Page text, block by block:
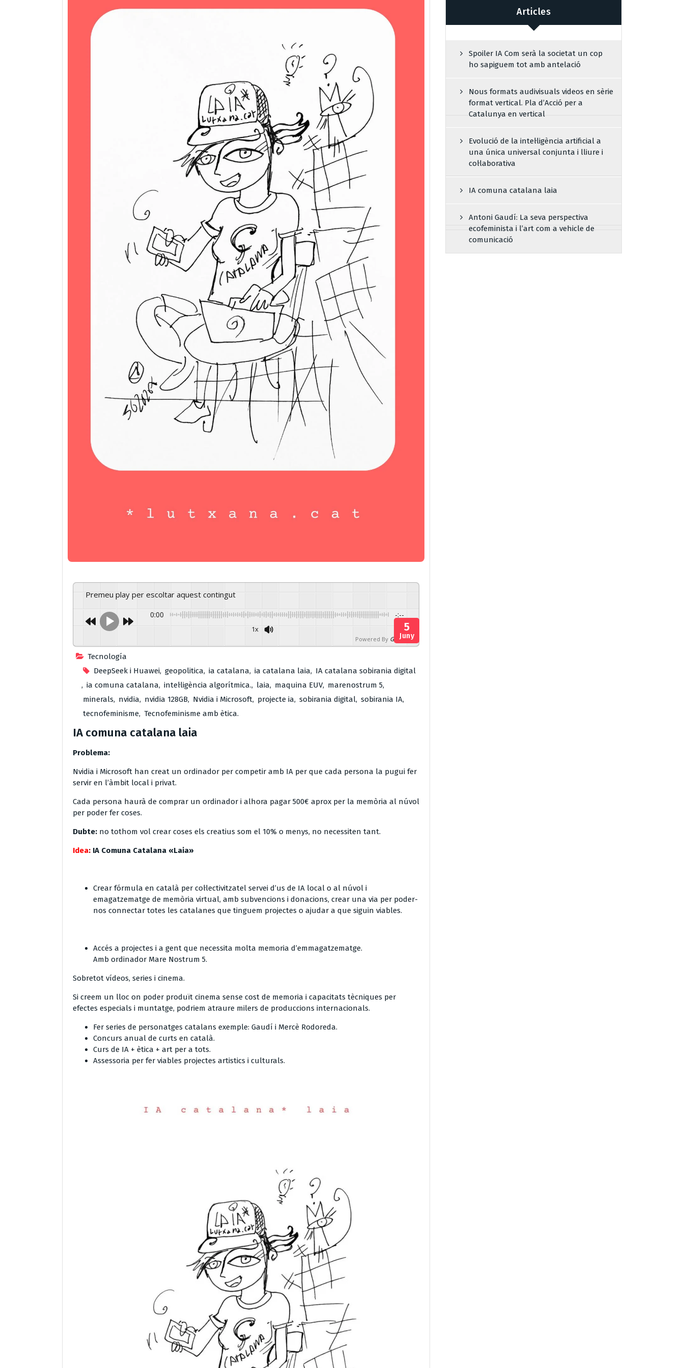
Premeu play per escoltar aquest contingut
0:00 -:--
1x
Powered By GSpeech
Tecnología
DeepSeek i Huawei, geopolitica, ia catalana, ia catalana laia, IA catalana sobirania digital
, ia comuna catalana, intel·ligència algorítmica., laia, maquina EUV, marenostrum 5,
minerals, nvidia, nvidia 128GB, Nvidia i Microsoft, projecte ia, sobirania digital, sobirania IA,
tecnofeminisme, Tecnofeminisme amb ètica.
5
Juny
IA comuna catalana laia
Problema:
Nvidia i Microsoft han creat un ordinador per competir amb IA per que cada persona la pugui fer
servir en l’àmbit local i privat.
Cada persona haurà de comprar un ordinador i alhora pagar 500€ aprox per la memòria al núvol
per poder fer coses.
Dubte: no tothom vol crear coses els creatius som el 10% o menys, no necessiten tant.
Idea: IA Comuna Catalana «Laia»
Crear fórmula en català per col·lectivitzatel servei d’us de IA local o al núvol i
emagatzematge de memòria virtual, amb subvencions i donacions, crear una via per poder-
nos connectar totes les catalanes que tinguem projectes o ajudar a que siguin viables.
Accés a projectes i a gent que necessita molta memoria d’emmagatzematge.
Amb ordinador Mare Nostrum 5.
Sobretot vídeos, series i cinema.
Si creem un lloc on poder produït cinema sense cost de memoria i capacitats tècniques per
efectes especials i muntatge, podriem atraure milers de produccions internacionals.
Fer series de personatges catalans exemple: Gaudí i Mercè Rodoreda.
Concurs anual de curts en català.
Curs de IA + ètica + art per a tots.
Assessoria per fer viables projectes artistics i culturals.
Articles
Spoiler IA Com serà la societat un cop
ho sapiguem tot amb antelació
Nous formats audivisuals videos en sèrie
format vertical. Pla d’Acció per a
Catalunya en vertical
Evolució de la intel·ligència artificial a
una única universal conjunta i lliure i
col·laborativa
IA comuna catalana laia
Antoni Gaudí: La seva perspectiva
ecofeminista i l’art com a vehicle de
comunicació